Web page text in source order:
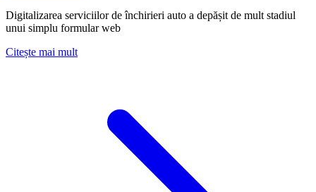
Digitalizarea serviciilor de închirieri auto a depășit de mult stadiul
unui simplu formular web
Citește mai multabout Arhitectura unui Sistem Enterprise de Rent-a-